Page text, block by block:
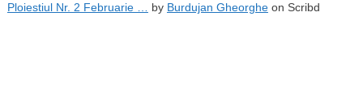
Ploiestiul Nr. 2 Februarie … by Burdujan Gheorgheon Scribd